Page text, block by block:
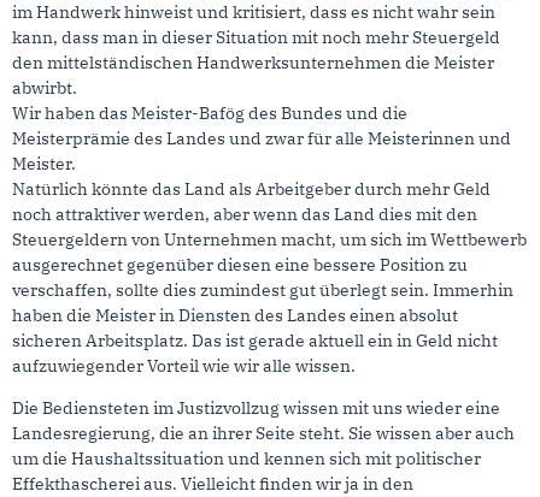
im Handwerk hinweist und kritisiert, dass es nicht wahr sein
kann, dass man in dieser Situation mit noch mehr Steuergeld
den mittelständischen Handwerksunternehmen die Meister
abwirbt.
Wir haben das Meister-Bafög des Bundes und die
Meisterprämie des Landes und zwar für alle Meisterinnen und
Meister.
Natürlich könnte das Land als Arbeitgeber durch mehr Geld
noch attraktiver werden, aber wenn das Land dies mit den
Steuergeldern von Unternehmen macht, um sich im Wettbewerb
ausgerechnet gegenüber diesen eine bessere Position zu
verschaffen, sollte dies zumindest gut überlegt sein. Immerhin
haben die Meister in Diensten des Landes einen absolut
sicheren Arbeitsplatz. Das ist gerade aktuell ein in Geld nicht
aufzuwiegender Vorteil wie wir alle wissen.
Die Bediensteten im Justizvollzug wissen mit uns wieder eine
Landesregierung, die an ihrer Seite steht. Sie wissen aber auch
um die Haushaltssituation und kennen sich mit politischer
Effekthascherei aus. Vielleicht finden wir ja in den